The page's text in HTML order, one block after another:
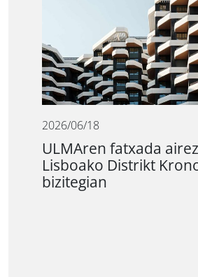
2026/06/18
ULMAren fatxada
Lisboako Distrikt
bizitegian